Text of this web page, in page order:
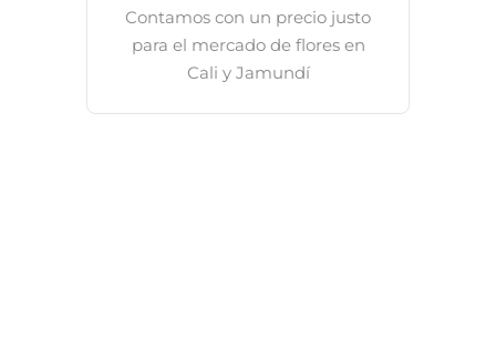
Contamos con un precio justo
para el mercado de flores en
Cali y Jamundí